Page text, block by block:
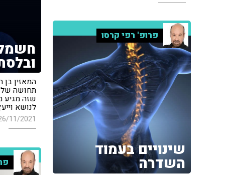
תחושה של
שזה מגיע
לנושא
11/2021
פרופ' רפי קרסו
שינויים בעמוד
השדרה